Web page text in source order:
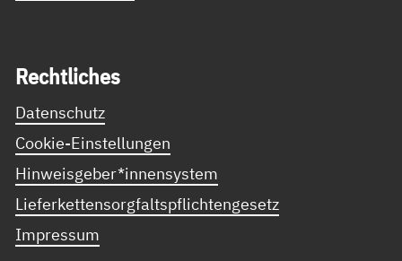
Recht­li­ches
Datenschutz
Cookie-Einstellungen
Hinweisgeber*innensystem
Lieferkettensorgfaltspflichtengesetz
Impressum